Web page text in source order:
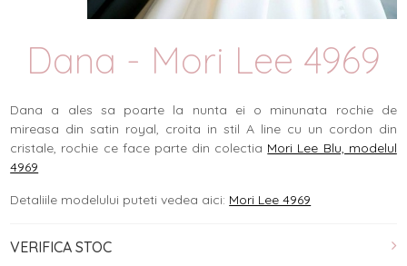
Dana - Mori Lee 4969
Dana a ales sa poarte la nunta ei o minunata rochie de
mireasa din satin royal, croita in stil A line cu un cordon din
cristale, rochie ce face parte din colectia Mori Lee Blu, modelul
4969
Detaliile modelului puteti vedea aici: Mori Lee 4969
VERIFICA STOC